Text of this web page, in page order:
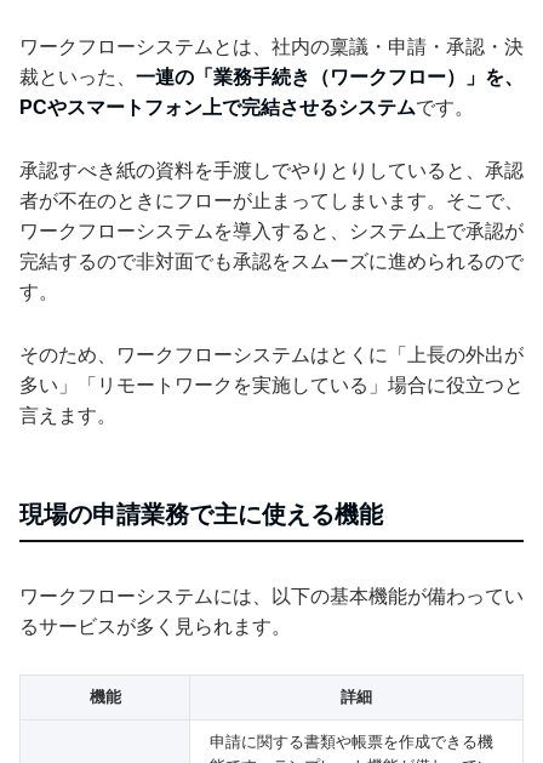
ワークフローシステムとは、社内の稟議・申請・承認・決
裁といった、 一連の「業務手続き（ワークフロー）」を、
PCやスマートフォン上で完結させるシステムです。
承認すべき紙の資料を手渡しでやりとりしていると、承認
者が不在のときにフローが止まってしまいます。そこで、
ワークフローシステムを導入すると、システム上で承認が
完結するので非対面でも承認をスムーズに進められるので
す。
そのため、ワークフローシステムはとくに「上長の外出が
多い」「リモートワークを実施している」場合に役立つと
言えます。
現場の申請業務で主に使える機能
ワークフローシステムには、以下の基本機能が備わってい
るサービスが多く見られます。
機能 詳細
申請に関する書類や帳票を作成できる機